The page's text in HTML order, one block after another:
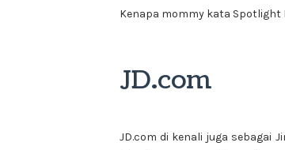
Kenapa mommy kata Spotlight
JD.com
JD.com di kenali juga sebagai